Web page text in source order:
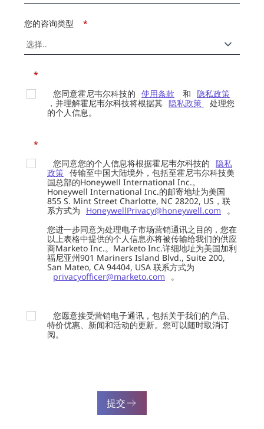
*
您的咨询类型
*
您同意霍尼韦尔科技的 使用条款 和 隐私政策
，并理解霍尼韦尔科技将根据其 隐私政策
处理您
的个人信息。
*
您同意您的个人信息将根据霍尼韦尔科技的 隐私
政策 传输至中国大陆境外，包括至霍尼韦尔科技美
国总部的Honeywell International Inc.。
Honeywell International Inc.的邮寄地址为美国
855 S. Mint Street Charlotte, NC 28202, US，联
系方式为
HoneywellPrivacy@honeywell.com
。
您进一步同意为处理电子市场营销通讯之目的，您在
以上表格中提供的个人信息亦将被传输给我们的供应
商Marketo Inc.。Marketo Inc.详细地址为美国加利
福尼亚州901 Mariners Island Blvd., Suite 200,
San Mateo, CA 94404, USA 联系方式为
privacyofficer@marketo.com
。
您愿意接受营销电子通讯，包括关于我们的产品、
特价优惠、新闻和活动的更新。您可以随时取消订
阅。
提交